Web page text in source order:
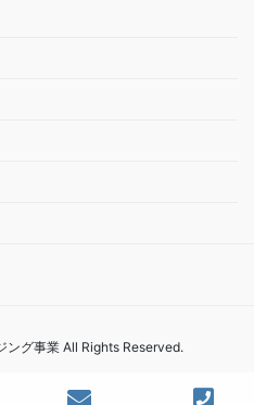
グ事業 All Rights Reserved.